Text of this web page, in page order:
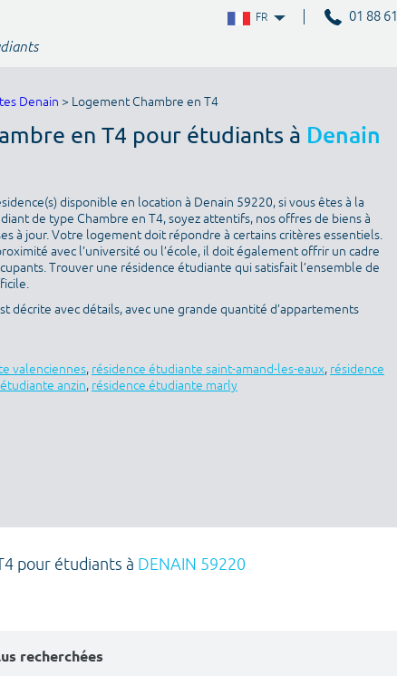
FR 01 88
Denain > Logement Chambre en T4
en T4 pour étudiants à Denain
disponible en location à Denain 59220, si vous êtes à la
de type Chambre en T4, soyez attentifs, nos offres de biens à
à jour. Votre logement doit répondre à certains critères essentiels.
avec l’université ou l’école, il doit également offrir un cadre
Trouver une résidence étudiante qui satisfait l’ensemble de
décrite avec détails, avec une grande quantité d’appartements
valenciennes, résidence étudiante saint-amand-les-eaux, résidence
anzin, résidence étudiante marly
pour étudiants à DENAIN 59220
recherchées